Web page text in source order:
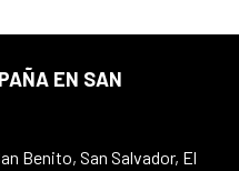
EN SAN
Benito, San Salvador, El